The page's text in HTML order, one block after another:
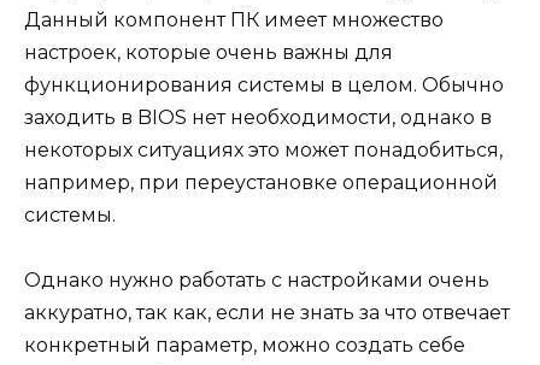
Данный компонент ПК имеет множество
настроек, которые очень важны для
функционирования системы в целом. Обычно
заходить в BIOS нет необходимости, однако в
некоторых ситуациях это может понадобиться,
например, при переустановке операционной
системы.
Однако нужно работать с настройками очень
аккуратно, так как, если не знать за что отвечает
конкретный параметр, можно создать себе